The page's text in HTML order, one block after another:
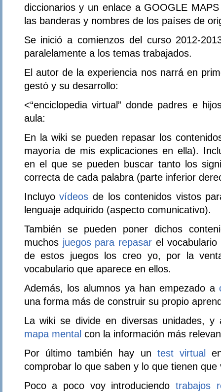
diccionarios y un enlace a GOOGLE
las banderas y nombres de los países de
Se inició a comienzos del curso 2012-
paralelamente a los temas trabajados.
El autor de la experiencia nos narrá en
gestó y su desarrollo:
<“enciclopedia virtual” donde padres e
aula:
En la wiki se pueden repasar los
mayoría de mis explicaciones en ella).
en el que se pueden buscar tanto los
correcta de cada palabra (parte inferior
Incluyovídeos de los contenidos vistos
lenguaje adquirido (aspecto comunicativo).
También se pueden poner dichos
muchos juegos para repasar el
de estos juegos los creo yo, por la
vocabulario que aparece en ellos.
Además, los alumnos ya han empezado a
una forma más de construir su propio
La wiki se divide en diversas unidades,
mapa mental con la información más
Por último también hay un test virtual
comprobar lo que saben y lo que tienen
Poco a poco voy introduciendotrabajos